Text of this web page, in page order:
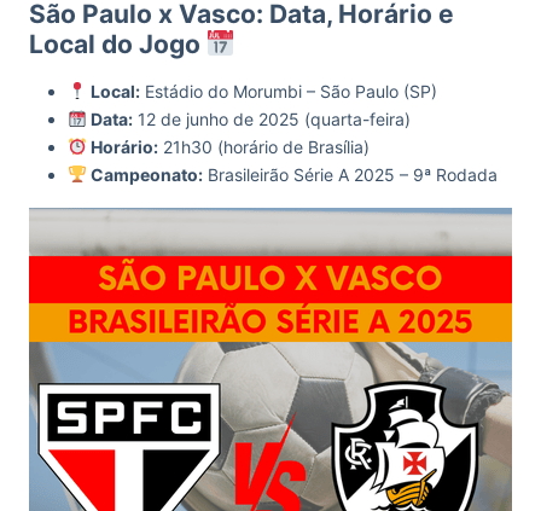
São Paulo x Vasco: Data, Horário e
Local do Jogo
Local:Estádio do Morumbi – São Paulo (SP)
Data:12 de junho de 2025 (quarta-feira)
Horário:21h30 (horário de Brasília)
Campeonato:Brasileirão Série A 2025 – 9ª Rodada